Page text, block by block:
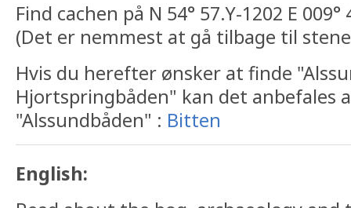
Find cachen på N 54° 57.Y-1202 E 009°
(Det er nemmest at gå tilbage til
Hvis du herefter ønsker at finde
Hjortspringbåden" kan det anbefales
"Alssundbåden" : Bitten
English: